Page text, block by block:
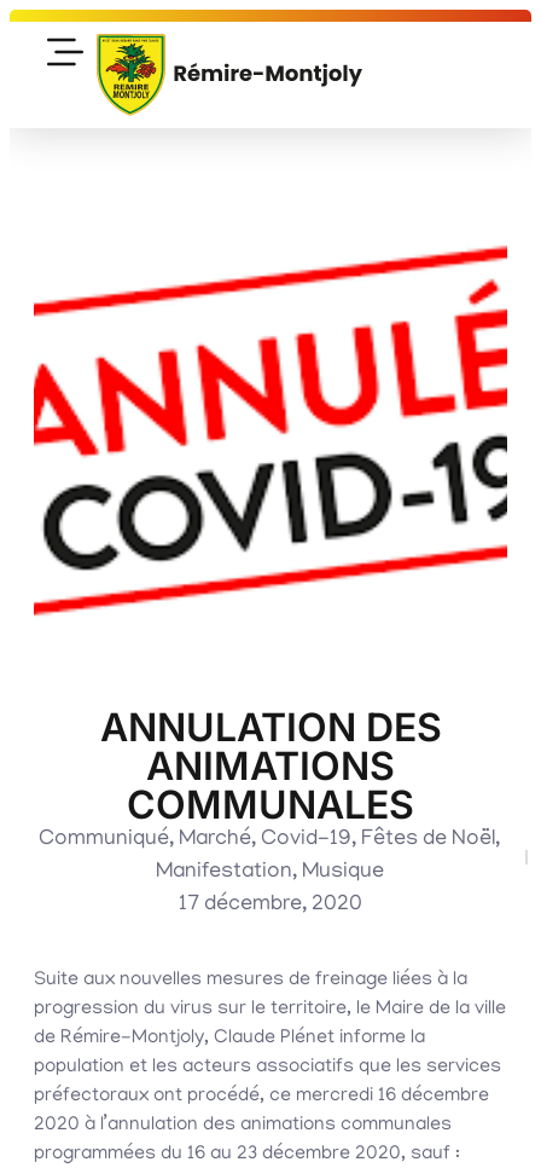
ANNULATION DES
ANIMATIONS
COMMUNALES
Communiqué, Marché, Covid-19, Fêtes de Noël,
Manifestation, Musique
17 décembre, 2020
Suite aux nouvelles mesures de freinage liées à la
progression du virus sur le territoire, le Maire de la ville
de Rémire-Montjoly, Claude Plénet informe la
population et les acteurs associatifs que les services
préfectoraux ont procédé, ce mercredi 16 décembre
2020 à l’annulation des animations communales
programmées du 16 au 23 décembre 2020, sauf :